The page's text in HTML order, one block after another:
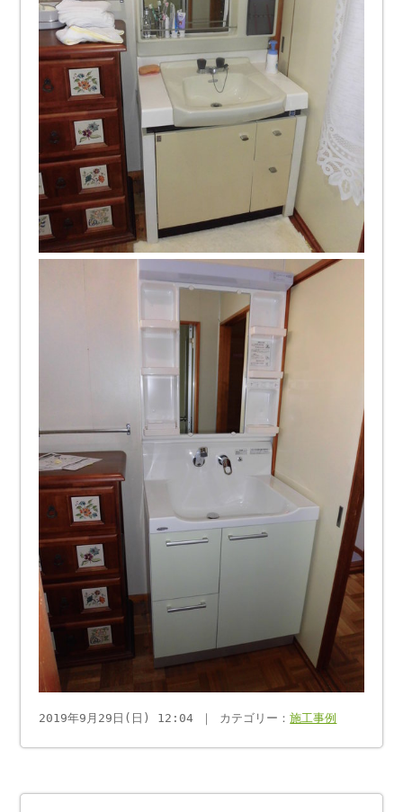
2019年9月29日(日) 12:04 ｜ カテゴリー：施工事例